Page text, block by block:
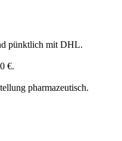
pünktlich mit DHL.
€.
pharmazeutisch.